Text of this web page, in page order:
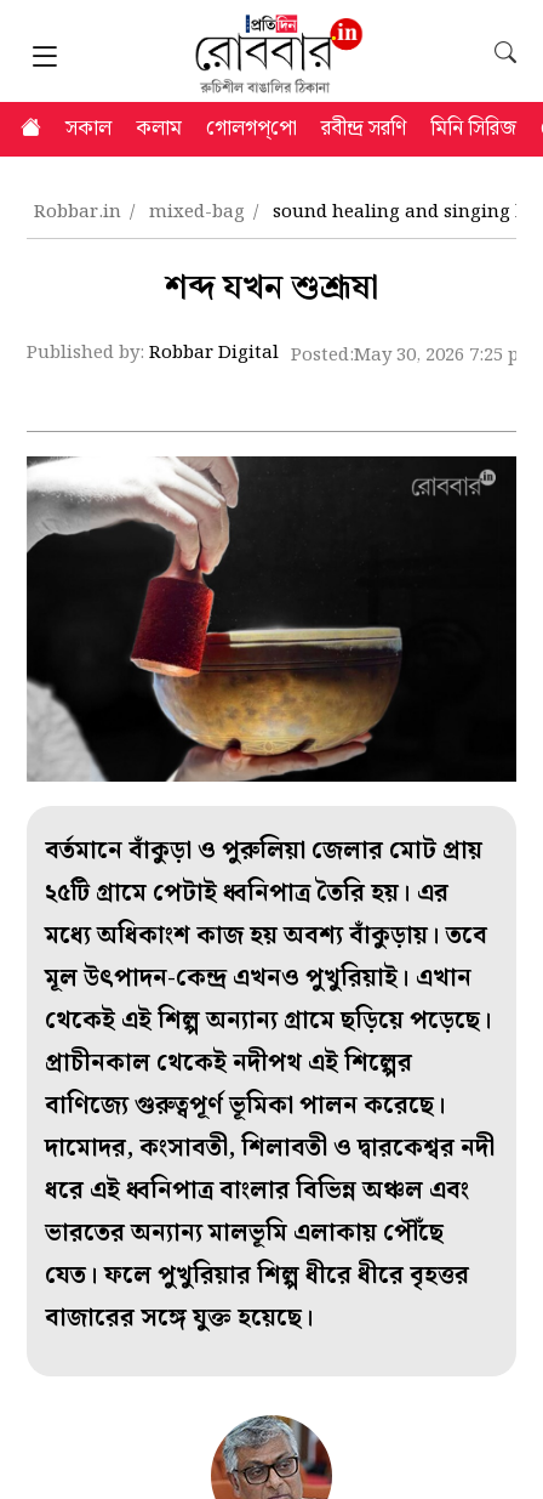
সকাল কলাম গোলগপ্‌পো রবীন্দ্র সরণি মিনি সিরিজ
Robbar.in mixed-bag sound healing and singing
শব্দ যখন শুশ্রূষা
Published by:Robbar Digital Posted:May 30, 2026 7:25 pm
বর্তমানে বাঁকুড়া ও পুরুলিয়া জেলার মোট প্রায়
২৫টি গ্রামে পেটাই ধ্বনিপাত্র তৈরি হয়। এর
মধ্যে অধিকাংশ কাজ হয় অবশ্য বাঁকুড়ায়। তবে
মূল উৎপাদন-কেন্দ্র এখনও পুখুরিয়াই। এখান
থেকেই এই শিল্প অন্যান্য গ্রামে ছড়িয়ে পড়েছে।
প্রাচীনকাল থেকেই নদীপথ এই শিল্পের
বাণিজ্যে গুরুত্বপূর্ণ ভূমিকা পালন করেছে।
দামোদর, কংসাবতী, শিলাবতী ও দ্বারকেশ্বর নদী
ধরে এই ধ্বনিপাত্র বাংলার বিভিন্ন অঞ্চল এবং
ভারতের অন্যান্য মালভূমি এলাকায় পৌঁছে
যেত। ফলে পুখুরিয়ার শিল্প ধীরে ধীরে বৃহত্তর
বাজারের সঙ্গে যুক্ত হয়েছে।